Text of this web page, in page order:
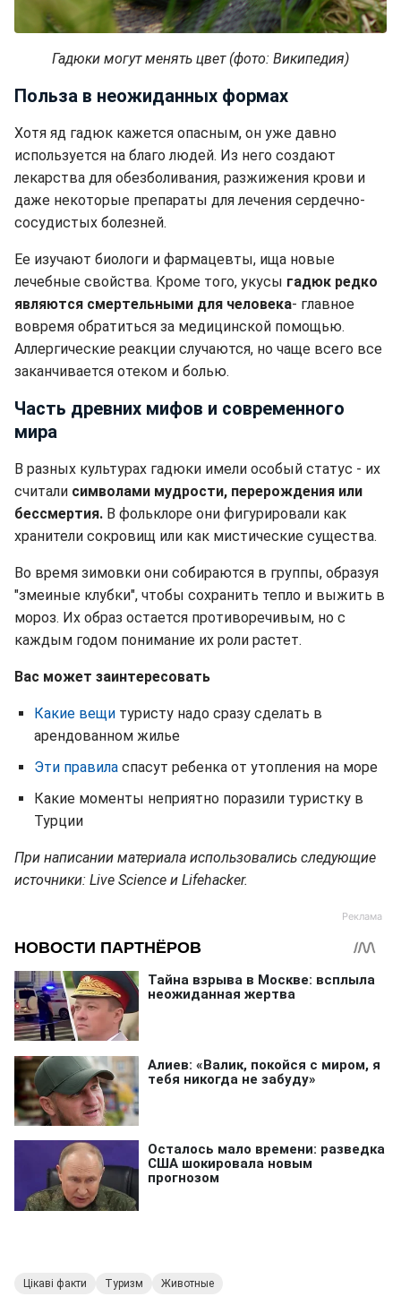
Гадюки могут менять цвет (фото: Википедия)
Польза в неожиданных формах
Хотя яд гадюк кажется опасным, он уже давно
используется на благо людей. Из него создают
лекарства для обезболивания, разжижения крови и
даже некоторые препараты для лечения сердечно-
сосудистых болезней.
Ее изучают биологи и фармацевты, ища новые
лечебные свойства. Кроме того, укусы гадюк редко
являются смертельными для человека- главное
вовремя обратиться за медицинской помощью.
Аллергические реакции случаются, но чаще всего все
заканчивается отеком и болью.
Часть древних мифов и современного
мира
В разных культурах гадюки имели особый статус - их
считали символами мудрости, перерождения или
бессмертия. В фольклоре они фигурировали как
хранители сокровищ или как мистические существа.
Во время зимовки они собираются в группы, образуя
"змеиные клубки", чтобы сохранить тепло и выжить в
мороз. Их образ остается противоречивым, но с
каждым годом понимание их роли растет.
Вас может заинтересовать
Какие вещи туристу надо сразу сделать в
арендованном жилье
Эти правила спасут ребенка от утопления на море
Какие моменты неприятно поразили туристку в
Турции
При написании материала использовались следующие
источники: Live Science и Lifehacker.
Цікаві факти Туризм Животные